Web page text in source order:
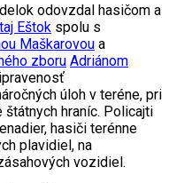
odovzdal hasičom a
Eštok spolu s
Maškarovou a
zboru Adriánom
úloh v teréne, pri
štátnych hraníc. Policajti
hasiči terénne
plavidiel, na
vozidiel.